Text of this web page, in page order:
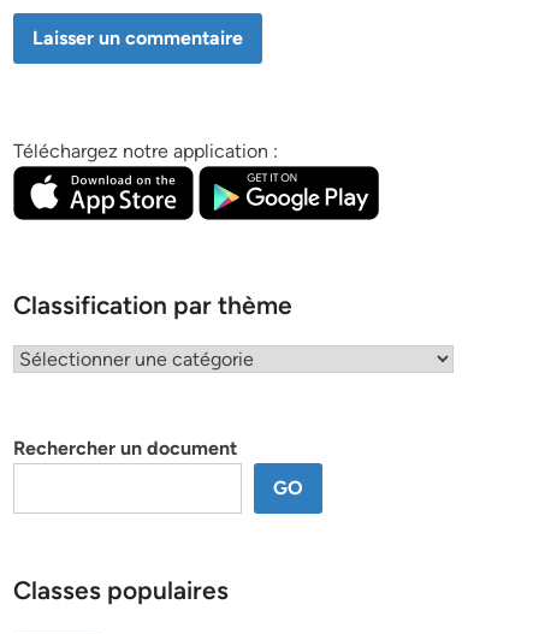
Téléchargez notre application :
Classification par thème
Classification
Rechercher un document
GO
Classes populaires